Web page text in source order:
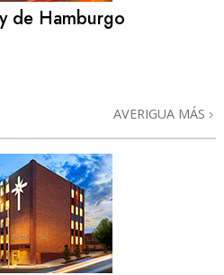
de Hamburgo
AVERIGUA MÁS